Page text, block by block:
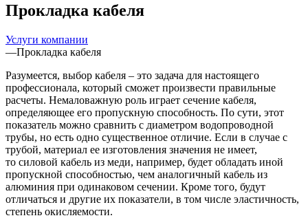
Прокладка кабеля
Услуги компании
—Прокладка кабеля
Разумеется, выбор кабеля – это задача для настоящего
профессионала, который сможет произвести правильные
расчеты. Немаловажную роль играет сечение кабеля,
определяющее его пропускную способность. По сути, этот
показатель можно сравнить с диаметром водопроводной
трубы, но есть одно существенное отличие. Если в случае с
трубой, материал ее изготовления значения не имеет,
то силовой кабель из меди, например, будет обладать иной
пропускной способностью, чем аналогичный кабель из
алюминия при одинаковом сечении. Кроме того, будут
отличаться и другие их показатели, в том числе эластичность,
степень окисляемости.